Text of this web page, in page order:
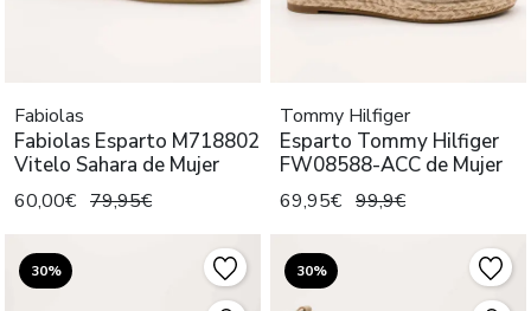
Fabiolas
Fabiolas Esparto M718802
Vitelo Sahara de Mujer
60,00€ 79,95€
Tommy Hilfiger
Esparto Tommy Hilfiger
FW08588-ACC de Mujer
69,95€ 99,9€
30% 30%